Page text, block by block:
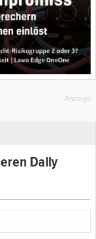
Anzeige
Daily